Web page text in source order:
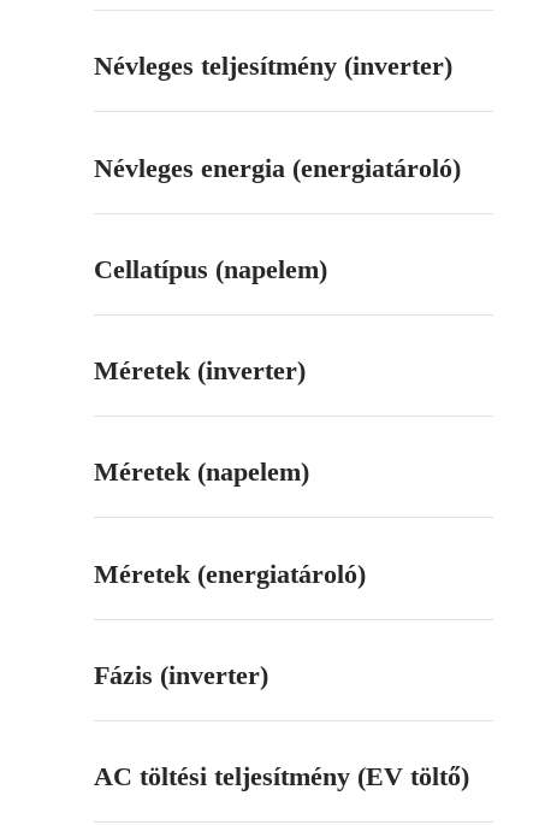
Névleges teljesítmény (inverter)
Névleges energia (energiatároló)
Cellatípus (napelem)
Méretek (inverter)
Méretek (napelem)
Méretek (energiatároló)
Fázis (inverter)
AC töltési teljesítmény (EV töltő)